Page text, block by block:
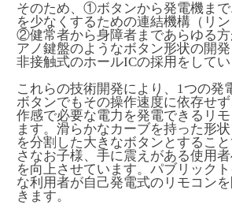
そのため、①ボタンから発電機ま
を少なくするための連結機構（リ
②健常者から身障者まであらゆる
アノ鍵盤のようなボタン形状の開
非接触式のホールICの採用をしてい
これらの技術開発により、1つの発
ボタンでもその操作速度に依存せ
作感で必要な電力を発電できるリ
ます。滑らかなカーブを持った形
を分割した大きなボタンとするこ
さなお子様、手に震えがある使用
を向上させています。パブリック
な利用者が自己発電式のリモコン
きます。